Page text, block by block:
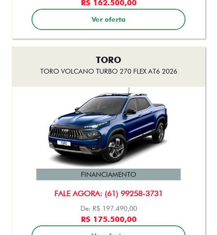
FALE AGORA: (61) 99258-3731
FINANCIAMENTO
De: R$ 197.490,00
R$ 175.500,00
TORO
TORO RANCH TURBODIESEL 4X4 AT9 2026
FINANCIAMENTO